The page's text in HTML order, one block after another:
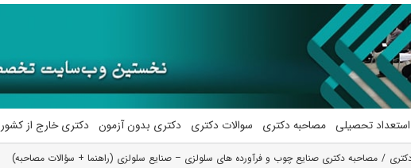
استعداد تحصیلی مصاحبه دکتری سوالات دکتری دکتری بدون آزمون دکتری خارج از کشور
مصاحبه دکتری صنایع چوب و فرآورده های سلولزی – صنایع سلولزی (راهنما + سؤالات مصاحبه)